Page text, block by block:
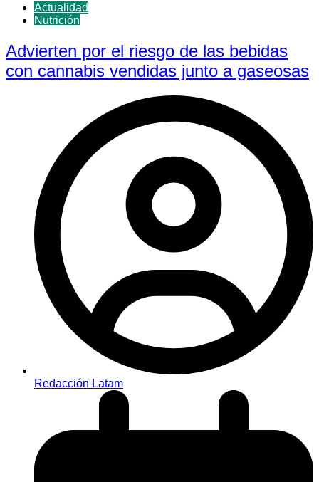
Actualidad
Nutrición
Advierten por el riesgo de las bebidas
con cannabis vendidas junto a gaseosas
Redacción Latam